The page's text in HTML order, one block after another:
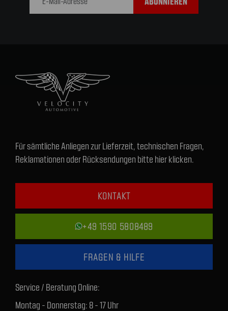
Für sämtliche Anliegen zur Lieferzeit, technischen Fragen,
Reklamationen oder Rücksendungen bitte hier klicken.
KONTAKT
+49 1590 5808489
FRAGEN & HILFE
Service / Beratung Online:
Montag - Donnerstag: 8 - 17 Uhr